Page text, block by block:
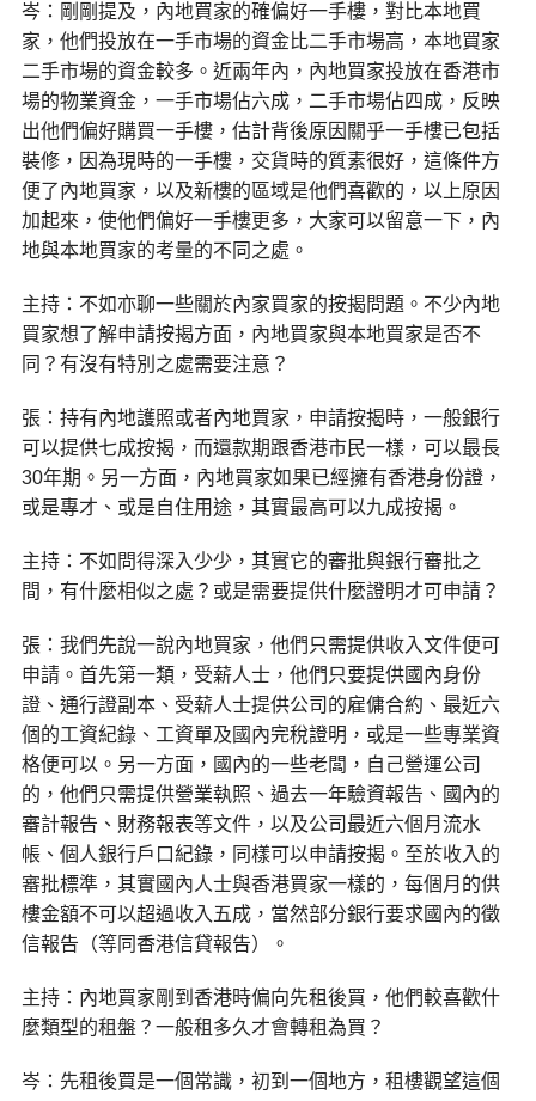
岑：剛剛提及，內地買家的確偏好一手樓，對比本地買
家，他們投放在一手市場的資金比二手市場高，本地買家
二手市場的資金較多。近兩年內，內地買家投放在香港市
場的物業資金，一手市場佔六成，二手市場佔四成，反映
出他們偏好購買一手樓，估計背後原因關乎一手樓已包括
裝修，因為現時的一手樓，交貨時的質素很好，這條件方
便了內地買家，以及新樓的區域是他們喜歡的，以上原因
加起來，使他們偏好一手樓更多，大家可以留意一下，內
地與本地買家的考量的不同之處。
主持：不如亦聊一些關於內家買家的按揭問題。不少內地
買家想了解申請按揭方面，內地買家與本地買家是否不
同？有沒有特別之處需要注意？
張：持有內地護照或者內地買家，申請按揭時，一般銀行
可以提供七成按揭，而還款期跟香港市民一樣，可以最長
30年期。另一方面，內地買家如果已經擁有香港身份證，
或是專才、或是自住用途，其實最高可以九成按揭。
主持：不如問得深入少少，其實它的審批與銀行審批之
間，有什麼相似之處？或是需要提供什麼證明才可申請？
張：我們先說一說內地買家，他們只需提供收入文件便可
申請。首先第一類，受薪人士，他們只要提供國內身份
證、通行證副本、受薪人士提供公司的雇傭合約、最近六
個的工資紀錄、工資單及國內完稅證明，或是一些專業資
格便可以。另一方面，國內的一些老闆，自己營運公司
的，他們只需提供營業執照、過去一年驗資報告、國內的
審計報告、財務報表等文件，以及公司最近六個月流水
帳、個人銀行戶口紀錄，同樣可以申請按揭。至於收入的
審批標準，其實國內人士與香港買家一樣的，每個月的供
樓金額不可以超過收入五成，當然部分銀行要求國內的徵
信報告（等同香港信貸報告）。
主持：內地買家剛到香港時偏向先租後買，他們較喜歡什
麼類型的租盤？一般租多久才會轉租為買？
岑：先租後買是一個常識，初到一個地方，租樓觀望這個